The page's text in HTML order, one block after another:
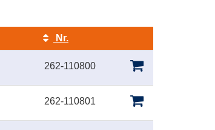
Nr.
Kursstatus
262-110800
262-110801